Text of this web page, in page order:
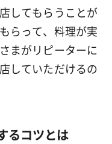
してもらうことが
らって、料理が実
まがリピーターに
していただけるの
るコツとは